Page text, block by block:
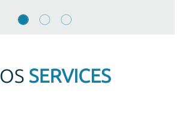
SERVICES